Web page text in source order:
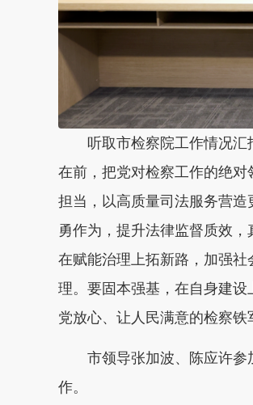
听取市检察院工作情况
在前，把党对检察工作的绝
担当，以高质量司法服务营
勇作为，提升法律监督质效，
在赋能治理上拓新路，加强
理。要固本强基，在自身建
党放心、让人民满意的检察铁
市领导张加波、陈应许
作。